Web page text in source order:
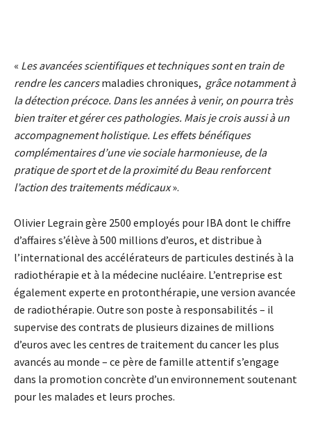
« Les avancées scientifiques et techniques sont en train de
rendre les cancersmaladies chroniques, grâce notamment à
la détection précoce. Dans les années à venir, on pourra très
bien traiter et gérer ces pathologies. Mais je crois aussi à un
accompagnement holistique. Les effets bénéfiques
complémentaires d’une vie sociale harmonieuse, de la
pratique de sport et de la proximité du Beau renforcent
l’action des traitements médicaux».
Olivier Legrain gère 2500 employés pour IBA dont le chiffre
d’affaires s’élève à 500 millions d’euros, et distribue à
l’international des accélérateurs de particules destinés à la
radiothérapie et à la médecine nucléaire. L’entreprise est
également experte en protonthérapie, une version avancée
de radiothérapie. Outre son poste à responsabilités – il
supervise des contrats de plusieurs dizaines de millions
d’euros avec les centres de traitement du cancer les plus
avancés au monde – ce père de famille attentif s’engage
dans la promotion concrète d’un environnement soutenant
pour les malades et leurs proches.